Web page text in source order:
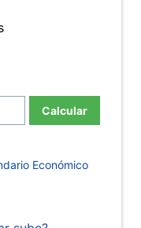
Calcular
Económico